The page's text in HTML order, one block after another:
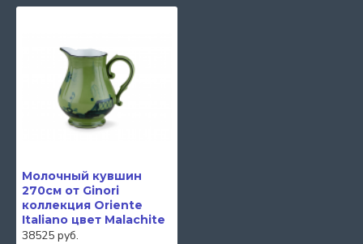
Молочный кувшин
270см от Ginori
коллекция Oriente
Italiano цвет Malachite
38525 руб.